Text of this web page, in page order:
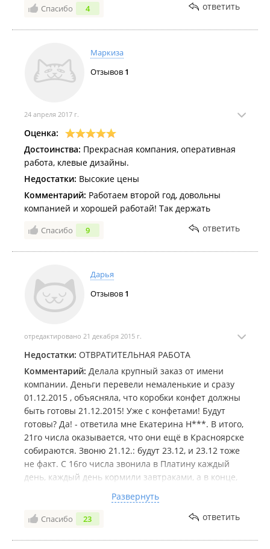
Спасибо 4 ответить
Маркиза
Отзывов 1
24 апреля 2017 г.
Оценка:
Достоинства: Прекрасная компания, оперативная
работа, клевые дизайны.
Недостатки: Высокие цены
Комментарий: Работаем второй год, довольны
компанией и хорошей работай! Так держать
Спасибо 9 ответить
Дарья
Отзывов 1
отредактировано 21 декабря 2015 г.
Недостатки: ОТВРАТИТЕЛЬНАЯ РАБОТА
Комментарий: Делала крупный заказ от имени
компании. Деньги перевели немаленькие и сразу
01.12.2015 , объясняла, что коробки конфет должны
быть готовы 21.12.2015! Уже с конфетами! Будут
готовы? Да! - ответила мне Екатерина Н***. В итого,
21го числа оказывается, что они ещё в Красноярске
собираются. Звоню 21.12.: будут 23.12, и 23.12 тоже
не факт. С 16го числа звонила в Платину каждый
день, каждый день кормили завтраками, а в конце,
Дизайн макета как будто школьник в программе
Paint создавал!
подвели меня и компанию.
Развернуть
Спасибо 23 ответить